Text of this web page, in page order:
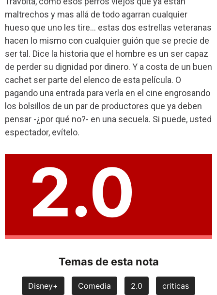
maltrechos y mas allá de todo agarran cualquier
hueso que uno les tire... estas dos estrellas veteranas
hacen lo mismo con cualquier guión que se precie de
ser tal. Dice la historia que el hombre es un ser capaz
de perder su dignidad por dinero. Y a costa de un buen
cachet ser parte del elenco de esta película. O
pagando una entrada para verla en el cine engrosando
los bolsillos de un par de productores que ya deben
pensar -¿por qué no?- en una secuela. Si puede, usted
espectador, evítelo.
2.0
Temas de esta nota
Disney+ Comedia 2.0 criticas